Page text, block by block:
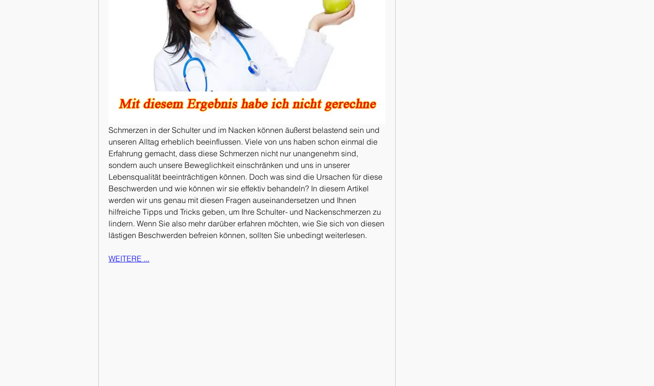
Schmerzen in der Schulter und im Nacken können äußerst belastend sein und
unseren Alltag erheblich beeinflussen. Viele von uns haben schon einmal die
Erfahrung gemacht, dass diese Schmerzen nicht nur unangenehm sind,
sondern auch unsere Beweglichkeit einschränken und uns in unserer
Lebensqualität beeinträchtigen können. Doch was sind die Ursachen für diese
Beschwerden und wie können wir sie effektiv behandeln? In diesem Artikel
werden wir uns genau mit diesen Fragen auseinandersetzen und Ihnen
hilfreiche Tipps und Tricks geben, um Ihre Schulter- und Nackenschmerzen zu
lindern. Wenn Sie also mehr darüber erfahren möchten, wie Sie sich von diesen
lästigen Beschwerden befreien können, sollten Sie unbedingt weiterlesen.
WEITERE ...